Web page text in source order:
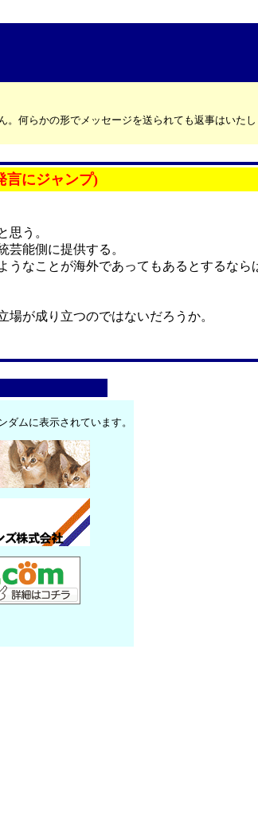
何らかの形でメッセージを送られても返事はいたし
言にジャンプ)
思う。
能側に提供する。
うなことが海外であってもあるとするなら
が成り立つのではないだろうか。
ムに表示されています。